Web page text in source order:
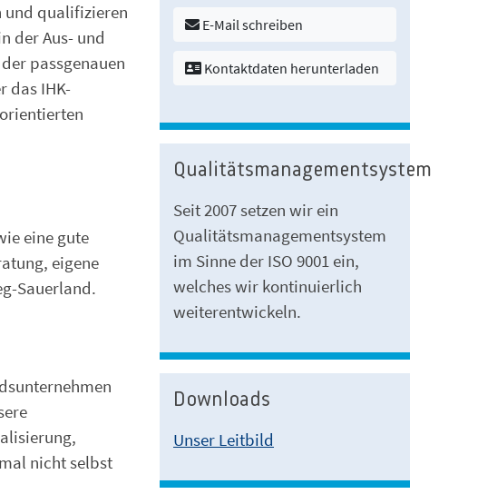
und qualifizieren
der Aus- und
passgenauen
das IHK-
eine gute
eigene
Sauerland.
nicht selbst
E-Mail schreiben
Kontaktdaten herunterladen
Qualitätsmanagementsystem
Seit 2007 setzen wir ein
Qualitätsmanagementsystem
im Sinne der ISO 9001 ein,
welches wir kontinuierlich
weiterentwickeln.
Downloads
Unser Leitbild